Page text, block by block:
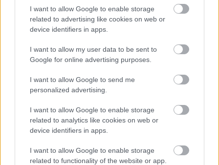
I want to allow Google to enable storage
related to advertising like cookies on web or
device identifiers in apps.
I want to allow my user data to be sent to
Google for online advertising purposes.
I want to allow Google to send me
personalized advertising.
I want to allow Google to enable storage
related to analytics like cookies on web or
device identifiers in apps.
I want to allow Google to enable storage
related to functionality of the website or app.
mintha csak magamat látnám *.*
Gino
15 éve
Hammer
15 éve
Ezt már annyi embernél láttam, hogy a kanyar és az
egyenes az kerékpárutas, a kétfajta kereszteződés
meg nem. Nálunk is. Magyarországra csak ezek